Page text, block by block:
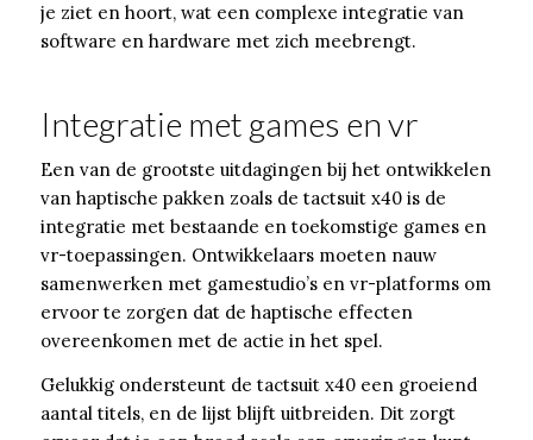
je ziet en hoort, wat een complexe integratie van
software en hardware met zich meebrengt.
Integratie met games en vr
Een van de grootste uitdagingen bij het ontwikkelen
van haptische pakken zoals de tactsuit x40 is de
integratie met bestaande en toekomstige games en
vr-toepassingen. Ontwikkelaars moeten nauw
samenwerken met gamestudio’s en vr-platforms om
ervoor te zorgen dat de haptische effecten
overeenkomen met de actie in het spel.
Gelukkig ondersteunt de tactsuit x40 een groeiend
aantal titels, en de lijst blijft uitbreiden. Dit zorgt